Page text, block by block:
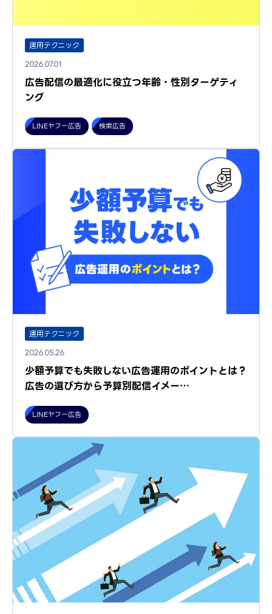
運用テクニック
2026.07.01
広告配信の最適化に役立つ年齢・性別ターゲティ
ング
LINEヤフー広告 検索広告
運用テクニック
2026.05.26
少額予算でも失敗しない広告運用のポイントとは？
広告の選び方から予算別配信イメー…
LINEヤフー広告